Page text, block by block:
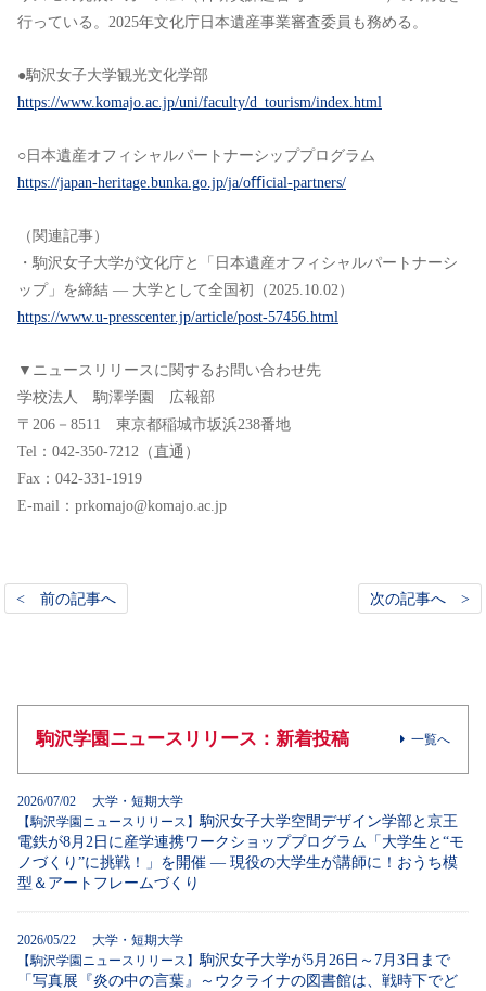
⾏っている。2025年⽂化庁⽇本遺産事業審査委員も務める。
●駒沢⼥⼦⼤学観光⽂化学部
https://www.komajo.ac.jp/uni/faculty/d_tourism/index.html
○⽇本遺産オフィシャルパートナーシッププログラム
https://japan-heritage.bunka.go.jp/ja/oﬃcial-partners/
（関連記事）
・駒沢⼥⼦⼤学が⽂化庁と「⽇本遺産オフィシャルパートナーシ
ップ」を締結 ― ⼤学として全国初（2025.10.02）
https://www.u-presscenter.jp/article/post-57456.html
▼ニュースリリースに関するお問い合わせ先
学校法人 駒澤学園 広報部
〒206－8511 東京都稲城市坂浜238番地
Tel：042-350-7212（直通）
Fax：042-331-1919
E-mail：prkomajo@komajo.ac.jp
< 前の記事へ 次の記事へ >
駒沢学園ニュースリリース：新着投稿 一覧へ
2026/07/02 大学・短期大学
【駒沢学園ニュースリリース】駒沢女子大学空間デザイン学部と京王
電鉄が8月2日に産学連携ワークショッププログラム「大学生と“モ
ノづくり”に挑戦！」を開催 ― 現役の大学生が講師に！おうち模
型＆アートフレームづくり
2026/05/22 大学・短期大学
【駒沢学園ニュースリリース】駒沢女子大学が5月26日～7月3日まで
「写真展『炎の中の言葉』～ウクライナの図書館は、戦時下でど